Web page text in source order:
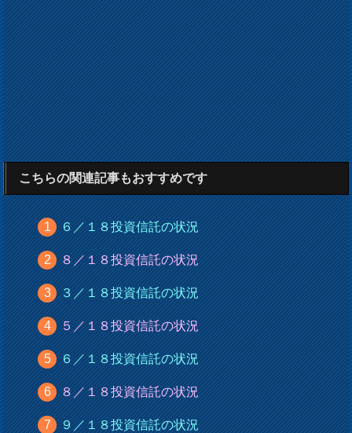
こちらの関連記事もおすすめです
６／１８投資信託の状況
８／１８投資信託の状況
３／１８投資信託の状況
５／１８投資信託の状況
６／１８投資信託の状況
８／１８投資信託の状況
９／１８投資信託の状況